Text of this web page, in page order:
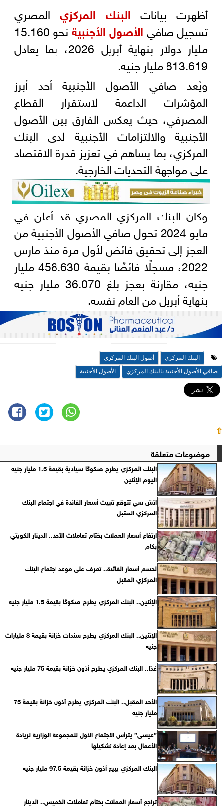
أظهرت بيانات البنك المركزي المصري
تسجيل صافيالأصول الأجنبية
نحو 15.160
مليار دولار بنهاية أبريل 2026، بما يعادل
813.619 مليار جنيه.
ويُعد صافي الأصول الأجنبية أحد أبرز
المؤشرات الداعمة لاستقرار القطاع
المصرفي، حيث يعكس الفارق بين الأصول
الأجنبية والالتزامات الأجنبية لدى البنك
المركزي، بما يساهم في تعزيز قدرة الاقتصاد
على مواجهة التحديات الخارجية.
وكان البنك المركزي المصري قد أعلن في
مايو 2024 تحول صافي الأصول الأجنبية من
العجز إلى تحقيق فائض لأول مرة منذ مارس
2022، مسجلًا فائضًا بقيمة 458.630 مليار
جنيه، مقارنة بعجز بلغ 36.070 مليار جنيه
بنهاية أبريل من العام نفسه.
البنك المركزي
أصول البنك المركزي
صافي الأصول الأجنبية بالبنك المركزي
الأصول الأجنبية
⇧
موضوعات متعلقة
البنك المركزي يطرح صكوكًا سيادية بقيمة 1.5 مليار جنيه
اليوم الإثنين
اتش سي تتوقع تثبيت أسعار الفائدة في اجتماع البنك
المركزي المقبل
ارتفاع أسعار العملات بختام تعاملات الأحد.. الدينار الكويتي
بكام
لحسم أسعار الفائدة.. تعرف على موعد اجتماع البنك
المركزي المقبل
الإثنين.. البنك المركزي يطرح صكوكًا بقيمة 1.5 مليار جنيه
الإثنين.. البنك المركزي يطرح سندات خزانة بقيمة 8 مليارات
جنيه
غدًا.. البنك المركزي يطرح أذون خزانة بقيمة 75 مليار جنيه
الأحد المقبل.. البنك المركزي يطرح أذون خزانة بقيمة 75
مليار جنيه
”عيسى” يترأس الاجتماع الأول للمجموعة الوزارية لريادة
الأعمال بعد إعادة تشكيلها
البنك المركزي يبيع أذون خزانة بقيمة 97.5 مليار جنيه
تراجع أسعار العملات بختام تعاملات الخميس.. الدينار